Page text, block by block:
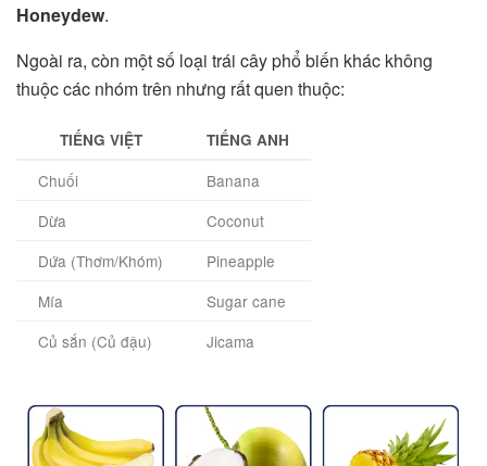
Honeydew.
Ngoài ra, còn một số loại trái cây phổ biến khác không
thuộc các nhóm trên nhưng rất quen thuộc:
TIẾNG VIỆT TIẾNG ANH
Chuối
Banana
Dừa
Coconut
Dứa (Thơm/Khóm)
Pineapple
Mía
Sugar cane
Củ sắn (Củ đậu)
Jicama